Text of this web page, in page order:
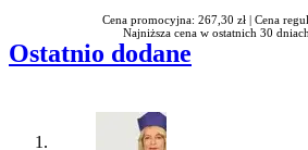
Cena promocyjna: 267,30 zł | Cena
Najniższa cena w ostatnich 30
Ostatnio dodane